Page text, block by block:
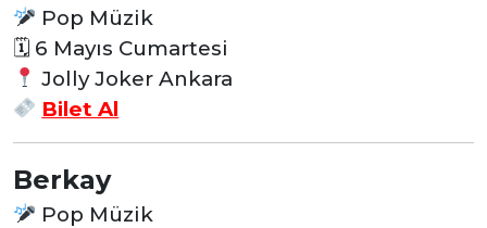
Pop Müzik
🗓 6 Mayıs Cumartesi
Jolly Joker Ankara
Bilet Al
Berkay
Pop Müzik